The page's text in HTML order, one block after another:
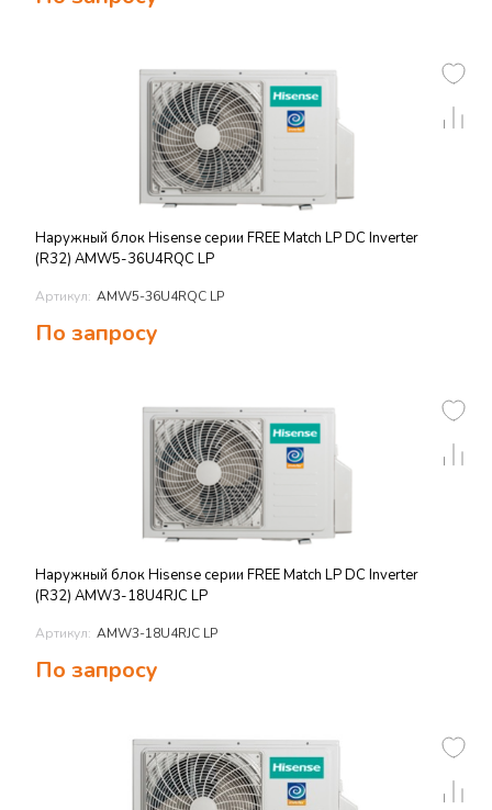
Наружный блок Hisense серии FREE Match LP DC Inverter
(R32) AMW5-36U4RQC LP
Артикул: AMW5-36U4RQC LP
По запросу
Наружный блок Hisense серии FREE Match LP DC Inverter
(R32) AMW3-18U4RJC LP
Артикул: AMW3-18U4RJC LP
По запросу